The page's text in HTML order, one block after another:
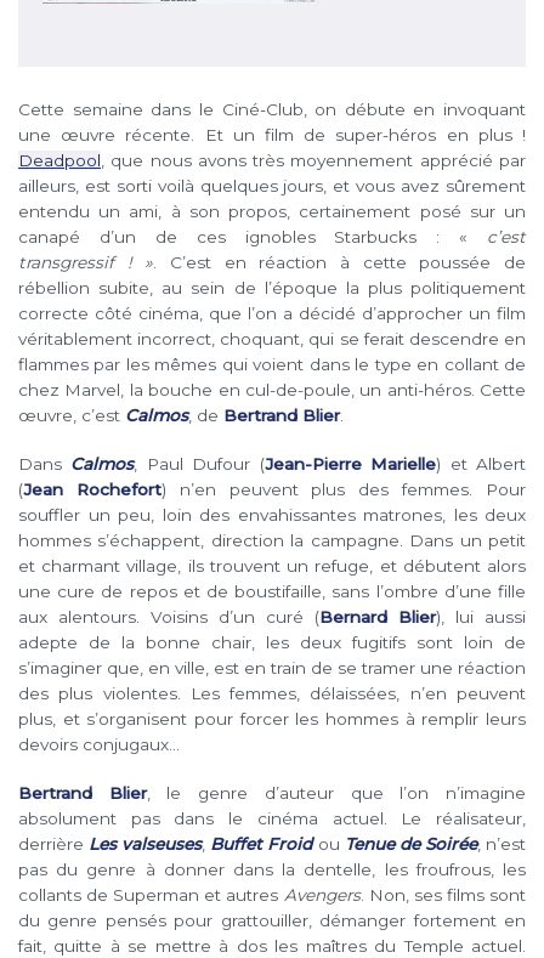
Cette semaine dans le Ciné-Club, on débute en invoquant
une œuvre récente. Et un film de super-héros en plus !
Deadpool , que nous avons très moyennement apprécié par
ailleurs, est sorti voilà quelques jours, et vous avez sûrement
entendu un ami, à son propos, certainement posé sur un
canapé d’un de ces ignobles Starbucks : « c’est
transgressif ! » . C’est en réaction à cette poussée de
rébellion subite, au sein de l’époque la plus politiquement
correcte côté cinéma, que l’on a décidé d’approcher un film
véritablement incorrect, choquant, qui se ferait descendre en
flammes par les mêmes qui voient dans le type en collant de
chez Marvel, la bouche en cul-de-poule, un anti-héros. Cette
œuvre, c’est Calmos, de Bertrand Blier.
Dans Calmos, Paul Dufour (Jean-Pierre Marielle) et Albert
(Jean Rochefort) n’en peuvent plus des femmes. Pour
souffler un peu, loin des envahissantes matrones, les deux
hommes s’échappent, direction la campagne. Dans un petit
et charmant village, ils trouvent un refuge, et débutent alors
une cure de repos et de boustifaille, sans l’ombre d’une fille
aux alentours. Voisins d’un curé (Bernard Blier), lui aussi
adepte de la bonne chair, les deux fugitifs sont loin de
s’imaginer que, en ville, est en train de se tramer une réaction
des plus violentes. Les femmes, délaissées, n’en peuvent
plus, et s’organisent pour forcer les hommes à remplir leurs
devoirs conjugaux…
Bertrand Blier, le genre d’auteur que l’on n’imagine
absolument pas dans le cinéma actuel. Le réalisateur,
derrière Les valseuses, Buffet Froidou Tenue de Soirée, n’est
pas du genre à donner dans la dentelle, les froufrous, les
collants de Superman et autres Avengers. Non, ses films sont
du genre pensés pour grattouiller, démanger fortement en
fait, quitte à se mettre à dos les maîtres du Temple actuel.